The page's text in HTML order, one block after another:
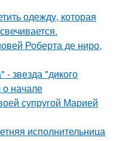
одежду, которая
Роберта де ниро,
- звезда "дикого
начале
супругой Марией
исполнительница